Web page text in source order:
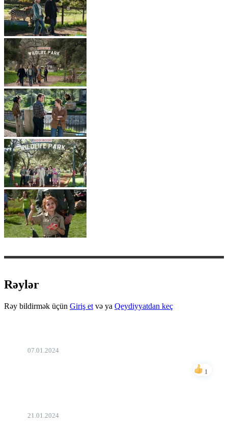
Rəylər
Rəy bildirmək üçün Giriş et və ya Qeydiyyatdan keç
07.01.2024
1
21.01.2024